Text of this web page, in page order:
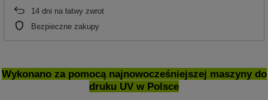
14 dni na łatwy zwrot
Bezpieczne zakupy
Wykonano za pomocą najnowocześniejszej maszyny do
druku UV w Polsce